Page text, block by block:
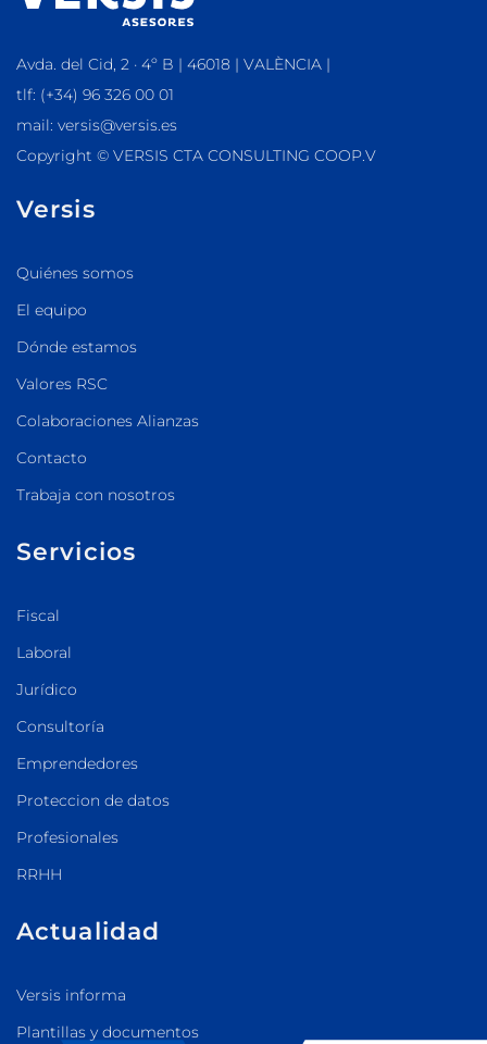
Avda. del Cid, 2 · 4º B | 46018 | VALÈNCIA |
tlf: (+34) 96 326 00 01
mail: versis@versis.es
Copyright © VERSIS CTA CONSULTING COOP.V
Versis
Quiénes somos
El equipo
Dónde estamos
Valores RSC
Colaboraciones Alianzas
Contacto
Trabaja con nosotros
Servicios
Fiscal
Laboral
Jurídico
Consultoría
Emprendedores
Proteccion de datos
Profesionales
RRHH
Actualidad
Versis informa
Plantillas y documentos